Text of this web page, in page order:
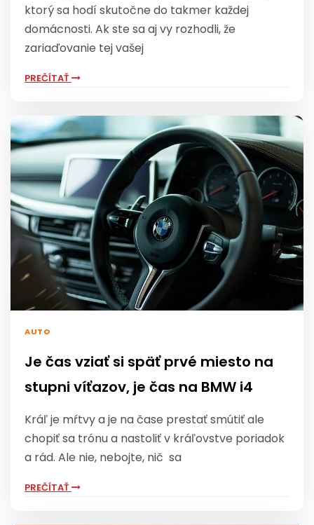
ktorý sa hodí skutočne do takmer každej
domácnosti. Ak ste sa aj vy rozhodli, že
zariaďovanie tej vašej
PREČÍTAŤ
AUTO
Je čas vziať si späť prvé miesto na
stupni víťazov, je čas na BMW i4
Kráľ je mŕtvy a je na čase prestať smútiť ale
chopiť sa trónu a nastoliť v kráľovstve poriadok
a rád. Ale nie, nebojte, nič sa
PREČÍTAŤ